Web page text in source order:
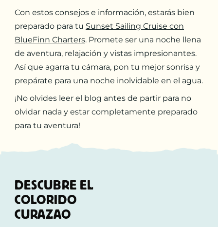
Con estos consejos e información, estarás bien
preparado para tu Sunset Sailing Cruise con
BlueFinn Charters. Promete ser una noche llena
de aventura, relajación y vistas impresionantes.
Así que agarra tu cámara, pon tu mejor sonrisa y
prepárate para una noche inolvidable en el agua.
¡No olvides leer el blog antes de partir para no
olvidar nada y estar completamente preparado
para tu aventura!
DESCUBRE EL
COLORIDO
CURAZAO